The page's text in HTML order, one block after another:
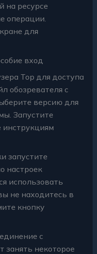
на ресурсе
операции.
для
вход
Тор для доступа
обозревателя с
версию для
Запустите
инструкциям
запустите
настроек
использовать
не находитесь в
кнопку
с
занять некоторое